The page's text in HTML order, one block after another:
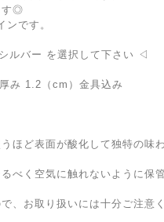
す◎
です。
ルバー を選択して下さい ◁
み 1.2（cm）金具込み
ほど表面が酸化して独特の味
べく空気に触れないように保
、お取り扱いには十分ご注意く